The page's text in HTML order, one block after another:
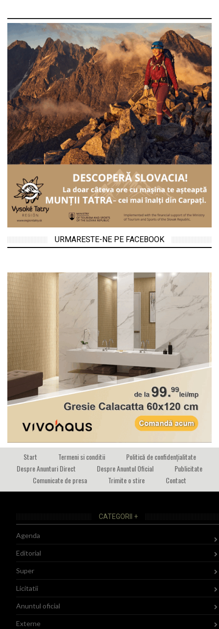
URMARESTE-NE PE FACEBOOK
Start Termeni si conditii
Politică de confidențialitate
Despre Anunturi Direct
Despre Anuntul Oficial
Publicitate
Comunicate de presa
Trimite o stire Contact
CATEGORII +
Agenda
Editorial
Super
Licitatii
Anuntul oficial
Externe